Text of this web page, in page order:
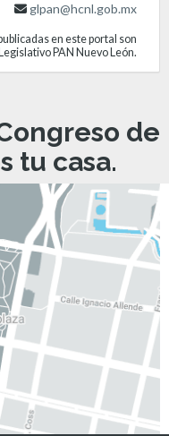
glpan@hcnl.gob.mx
en este portal son
PAN Nuevo León.
de
tu casa.